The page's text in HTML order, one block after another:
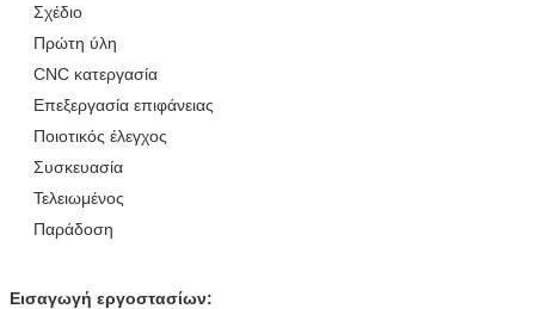
Σχέδιο
Πρώτη ύλη
CNC κατεργασία
Επεξεργασία επιφάνειας
Ποιοτικός έλεγχος
Συσκευασία
Τελειωμένος
Παράδοση
Εισαγωγή εργοστασίων: